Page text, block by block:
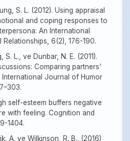
S. L. (2012). Using appraisal
and coping responses to
An International
6(2), 176-190.
S. L., ve Dunbar, N. E. (2011).
Comparing partners'
International Journal of Humor
self-esteem buffers negative
with feeling. Cognition and
1404.
A. ve Wilkinson, R. B.. (2016)